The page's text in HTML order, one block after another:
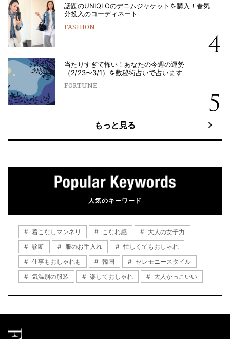
話題のUNIQLOのデニムジャケットを購入！春気
分投入のコーディネート
FASHION
当たりすぎて怖い！あなたの今週の運勢
（2/23〜3/1）を数秘術占いで占います
FORTUNE
もっと見る
人気のキーワード
着こなしマンネリ こなれ感
大人の女子力
診断
服のお手入れ
忙しくてもおしゃれ
仕事もおしゃれも
韓国
セレモニースタイル
気温別の服装
楽しておしゃれ 大人かっこいい